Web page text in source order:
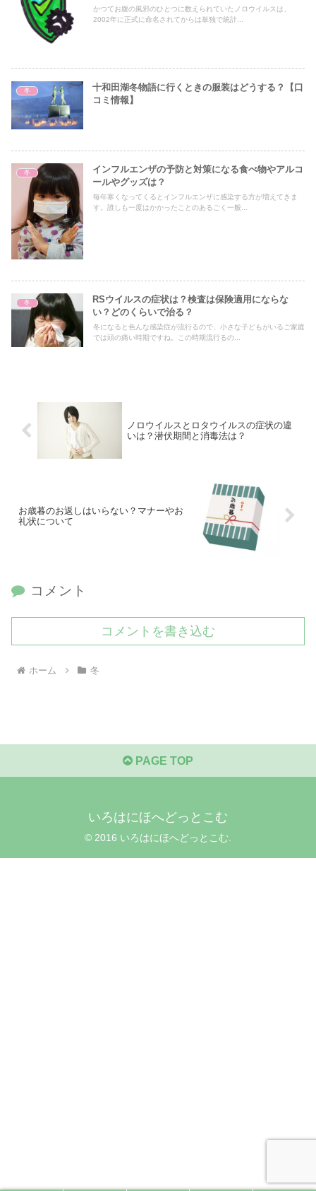
かつてお腹の風邪のひとつに数えられていたノロウイルスは、
2002年に正式に命名されてからは単独で統計...
冬
十和田湖冬物語に行くときの服装はどうする？【口
コミ情報】
冬
インフルエンザの予防と対策になる食べ物やアルコ
ールやグッズは？
毎年寒くなってくるとインフルエンザに感染する方が増えてきま
す。誰しも一度はかかったことのあるごく一般...
冬
RSウイルスの症状は？検査は保険適用にならな
い？どのくらいで治る？
冬になると色んな感染症が流行るので、小さな子どもがいるご家庭
では頭の痛い時期ですね。この時期流行るの...
ノロウイルスとロタウイルスの症状の違
いは？潜伏期間と消毒法は？
お歳暮のお返しはいらない？マナーやお
礼状について
コメント
コメントを書き込む
ホーム 冬
PAGE TOP
いろはにほへどっとこむ
© 2016 いろはにほへどっとこむ.